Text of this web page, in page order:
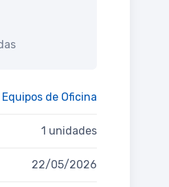
Equipos de Oficina
1 unidades
22/05/2026